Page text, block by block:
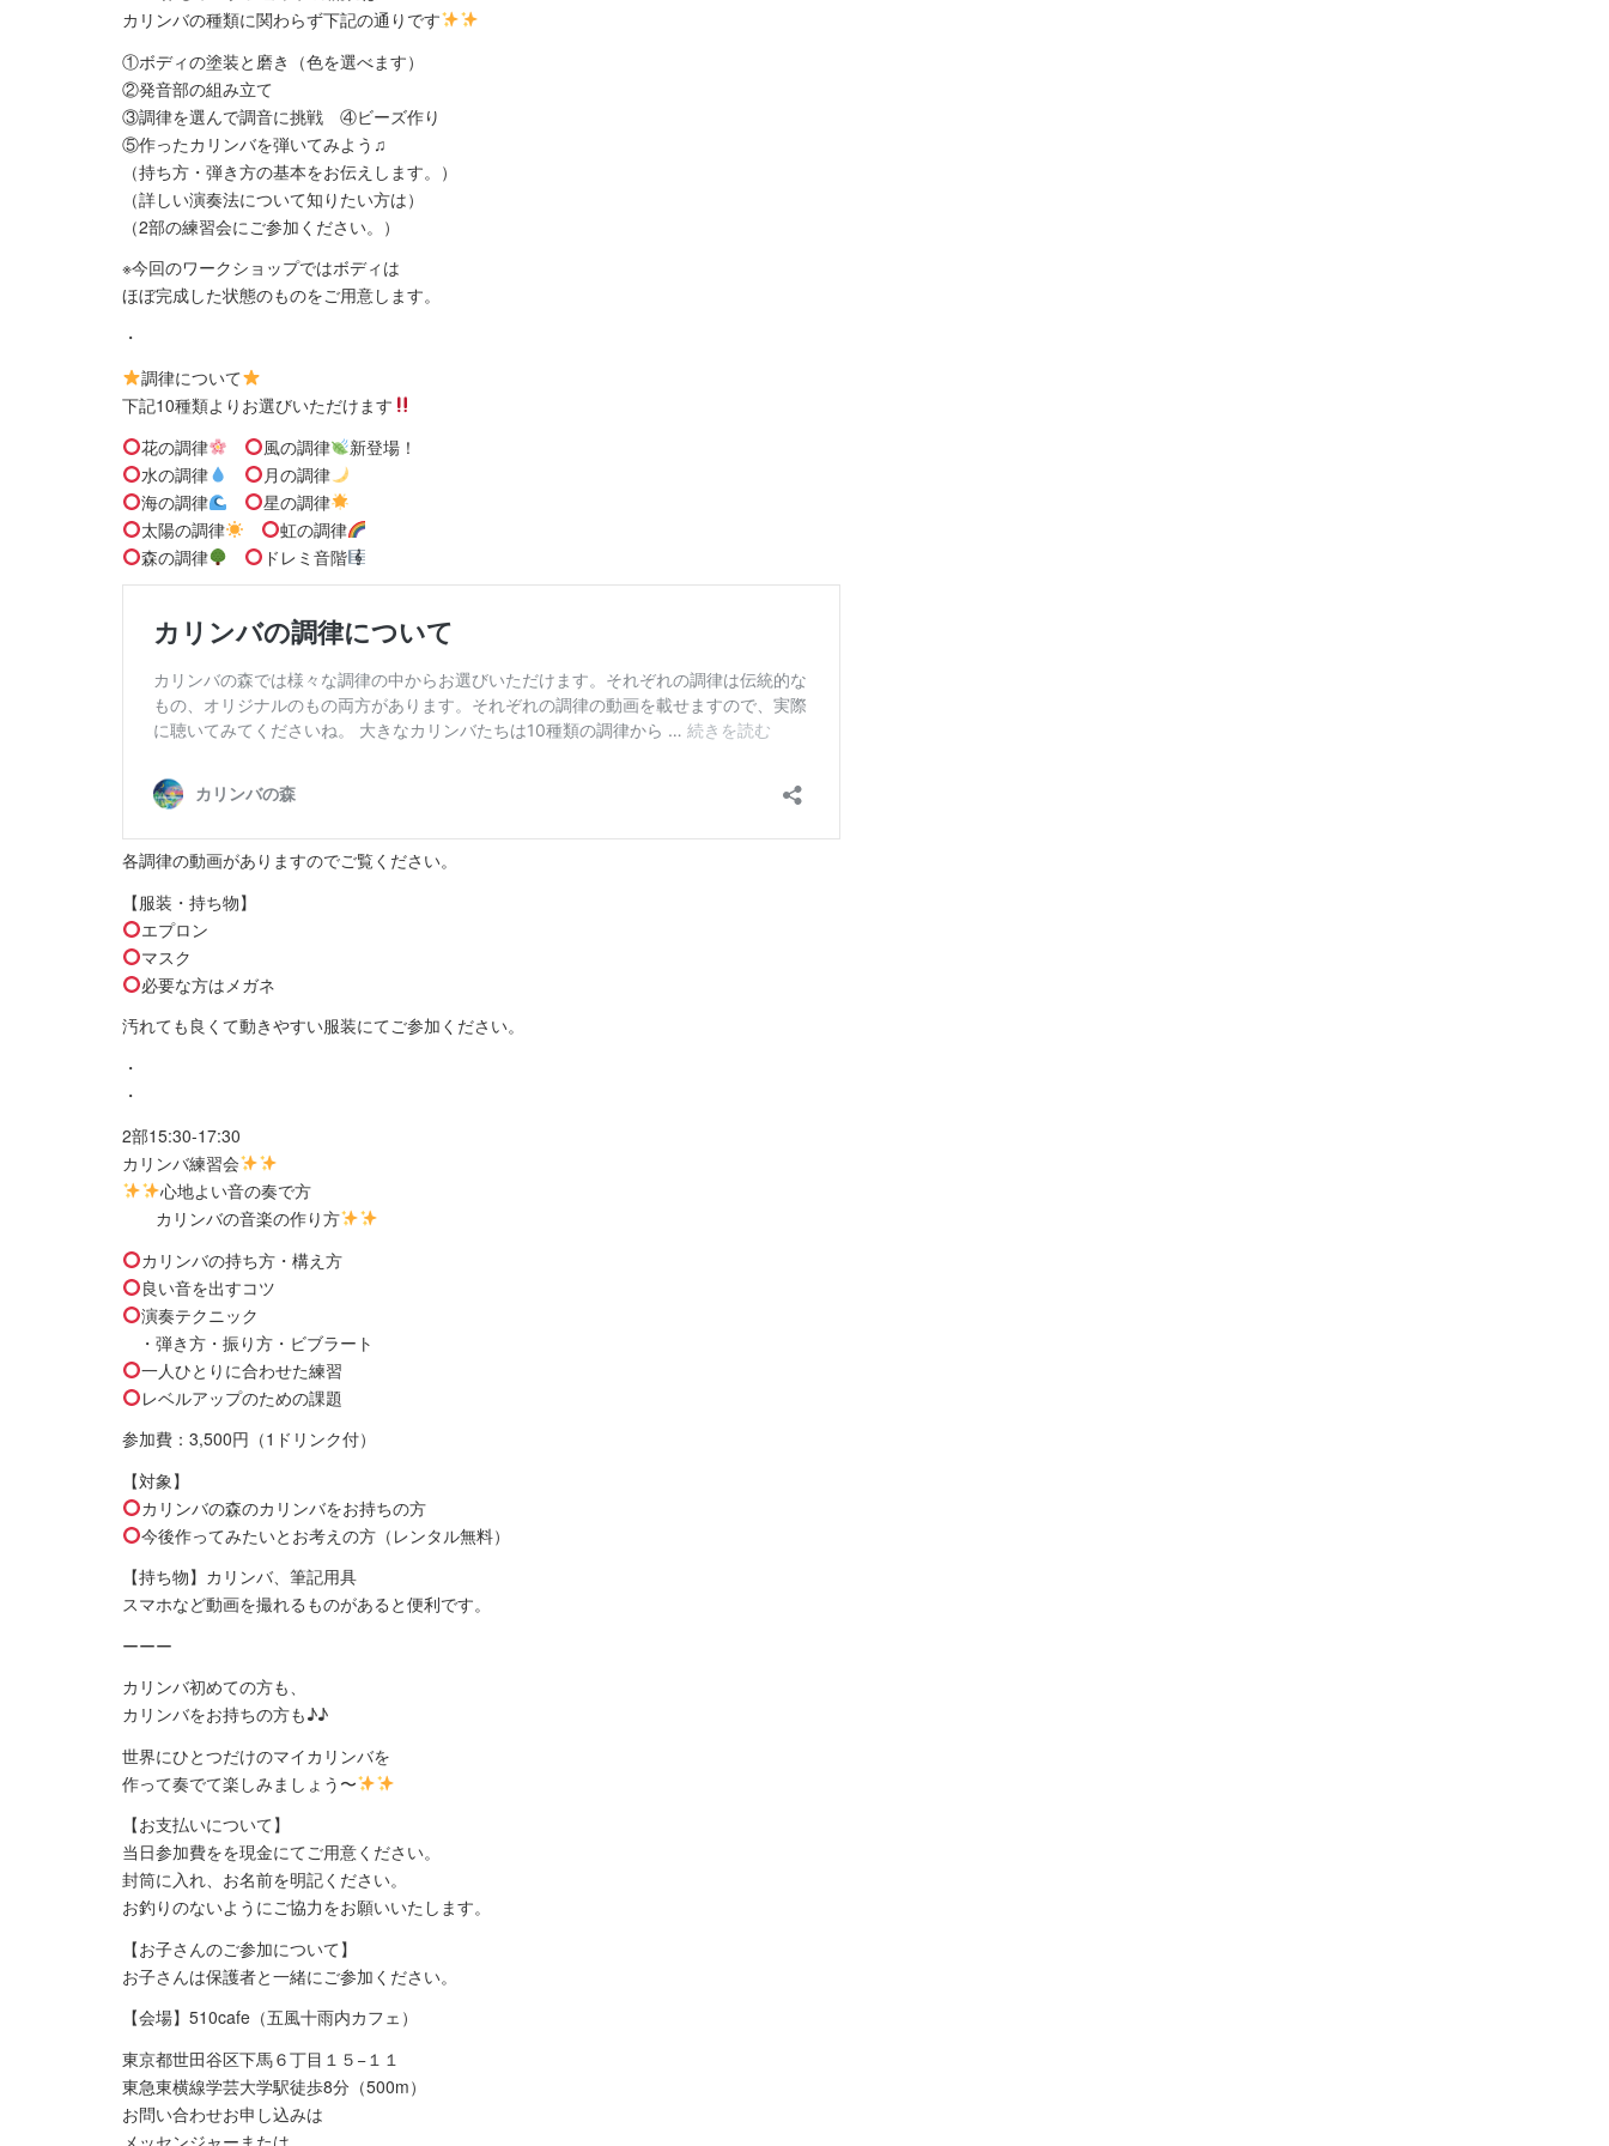
カリンバの種類に関わらず下記の通りです
①ボディの塗装と磨き（色を選べます）
②発音部の組み立て
③調律を選んで調音に挑戦 ④ビーズ作り
⑤作ったカリンバを弾いてみよう♫
（持ち方・弾き方の基本をお伝えします。）
（詳しい演奏法について知りたい方は）
（2部の練習会にご参加ください。）
※今回のワークショップではボディは
ほぼ完成した状態のものをご用意します。
・
調律について
下記10種類よりお選びいただけます
花の調律
風の調律
新登場！
水の調律
月の調律
海の調律
星の調律
太陽の調律
虹の調律
森の調律
ドレミ音階
各調律の動画がありますのでご覧ください。
【服装・持ち物】
エプロン
マスク
必要な方はメガネ
汚れても良くて動きやすい服装にてご参加ください。
・
・
2部15:30-17:30
カリンバ練習会
心地よい音の奏で方
カリンバの音楽の作り方
カリンバの持ち方・構え方
良い音を出すコツ
演奏テクニック
・弾き方・振り方・ビブラート
一人ひとりに合わせた練習
レベルアップのための課題
参加費：3,500円（1ドリンク付）
【対象】
カリンバの森のカリンバをお持ちの方
今後作ってみたいとお考えの方（レンタル無料）
【持ち物】カリンバ、筆記用具
スマホなど動画を撮れるものがあると便利です。
ーーー
カリンバ初めての方も、
カリンバをお持ちの方も♪♪
世界にひとつだけのマイカリンバを
作って奏でて楽しみましょう〜
【お支払いについて】
当日参加費をを現金にてご用意ください。
封筒に入れ、お名前を明記ください。
お釣りのないようにご協力をお願いいたします。
【お子さんのご参加について】
お子さんは保護者と一緒にご参加ください。
【会場】510cafe（五風十雨内カフェ）
東京都世田谷区下馬６丁目１５−１１
東急東横線学芸大学駅徒歩8分（500m）
お問い合わせお申し込みは
メッセンジャーまたは、